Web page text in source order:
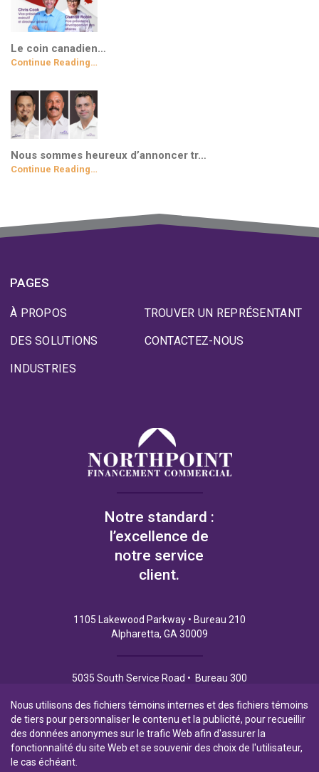
Le coin canadien…
Continue Reading…
Nous sommes heureux d’annoncer tr…
Continue Reading…
PAGES
À PROPOS
DES SOLUTIONS
INDUSTRIES
TROUVER UN REPRÉSENTANT
CONTACTEZ-NOUS
Notre standard :
l’excellence de
notre service
client.
1105 Lakewood Parkway • Bureau 210
Alpharetta, GA 30009
5035 South Service Road • Bureau 300
Politique de Confidentialité
Nous utilisons des fichiers témoins internes et des fichiers témoins
de tiers pour personnaliser le contenu et la publicité, pour recueillir
des données anonymes sur le trafic Web afin d'assurer la
fonctionnalité du site Web et se souvenir des choix de l'utilisateur,
le cas échéant.